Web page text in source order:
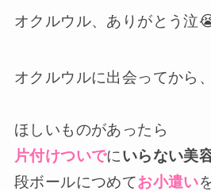
オクルウル、ありがとう泣
オクルウルに出会ってから、
ほしいものがあったら
片付けついでにいらない美
段ボールにつめてお小遣い